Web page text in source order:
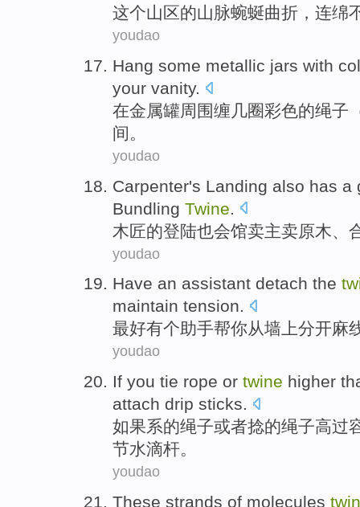
这个山区的山脉蜿蜒曲折 ， 连绵
youdao
Hang some metallic jars with
your vanity.
在金属罐周围缠 几圈彩色的绳子
间。
youdao
Carpenter's Landing also has a
Bundling Twine
木匠的登陆也会馆卖主卖原木
youdao
Have an assistant detach the
maintain tension.
最好有个助手帮你从墙上分开麻
youdao
If you tie rope or twine higher
attach drip sticks.
如果系的绳子或者捻的绳子高过
节水滴杆。
youdao
These strands of molecules